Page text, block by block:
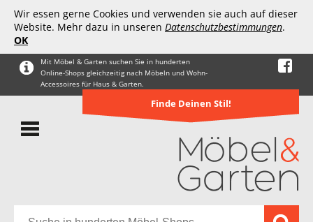
Wir essen gerne Cookies und verwenden sie auch auf dieser
Website. Mehr dazu in unseren Datenschutzbestimmungen.
OK
Mit Möbel & Garten suchen Sie in hunderten
Online-Shops gleichzeitig nach Möbeln und Wohn-
Accessoires für Haus & Garten.
Finde Deinen Stil!